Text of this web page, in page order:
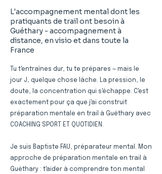
L'accompagnement mental dont les
pratiquants de trail ont besoin à
Guéthary - accompagnement à
distance, en visio et dans toute la
France
Tu t'entraînes dur, tu te prépares — mais le
jour J, quelque chose lâche. La pression, le
doute, la concentration qui s'échappe. C'est
exactement pour ça que j'ai construit
préparation mentale en trail à Guéthary avec
COACHING SPORT ET QUOTIDIEN.
Je suis Baptiste FAU, préparateur mental. Mon
approche de préparation mentale en trail à
Guéthary : t'aider à comprendre ton mental